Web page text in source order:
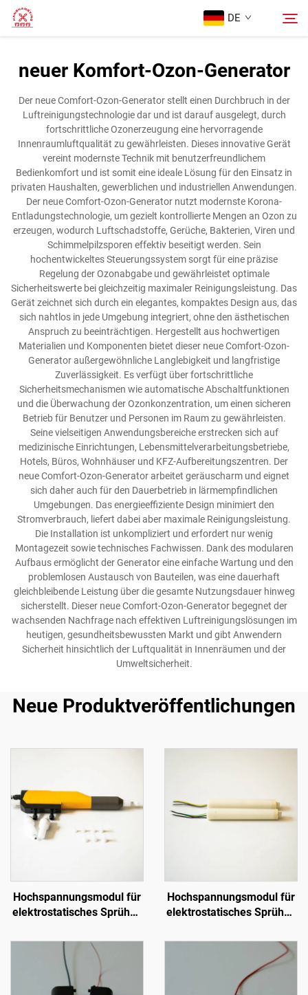
DE
Produkte
Über Uns
Fälle
Kontaktieren Sie uns
Suche
neuer Komfort-Ozon-Generator
Der neue Comfort-Ozon-Generator stellt einen Durchbruch in der
Luftreinigungstechnologie dar und ist darauf ausgelegt, durch
fortschrittliche Ozonerzeugung eine hervorragende
Innenraumluftqualität zu gewährleisten. Dieses innovative Gerät
vereint modernste Technik mit benutzerfreundlichem
Bedienkomfort und ist somit eine ideale Lösung für den Einsatz in
privaten Haushalten, gewerblichen und industriellen Anwendungen.
Der neue Comfort-Ozon-Generator nutzt modernste Korona-
Entladungstechnologie, um gezielt kontrollierte Mengen an Ozon zu
erzeugen, wodurch Luftschadstoffe, Gerüche, Bakterien, Viren und
Schimmelpilzsporen effektiv beseitigt werden. Sein
hochentwickeltes Steuerungssystem sorgt für eine präzise
Regelung der Ozonabgabe und gewährleistet optimale
Sicherheitswerte bei gleichzeitig maximaler Reinigungsleistung. Das
Gerät zeichnet sich durch ein elegantes, kompaktes Design aus, das
sich nahtlos in jede Umgebung integriert, ohne den ästhetischen
Anspruch zu beeinträchtigen. Hergestellt aus hochwertigen
Materialien und Komponenten bietet dieser neue Comfort-Ozon-
Generator außergewöhnliche Langlebigkeit und langfristige
Zuverlässigkeit. Es verfügt über fortschrittliche
Sicherheitsmechanismen wie automatische Abschaltfunktionen
und die Überwachung der Ozonkonzentration, um einen sicheren
Betrieb für Benutzer und Personen im Raum zu gewährleisten.
Seine vielseitigen Anwendungsbereiche erstrecken sich auf
medizinische Einrichtungen, Lebensmittelverarbeitungsbetriebe,
Hotels, Büros, Wohnhäuser und KFZ-Aufbereitungszentren. Der
neue Comfort-Ozon-Generator arbeitet geräuscharm und eignet
sich daher auch für den Dauerbetrieb in lärmempfindlichen
Umgebungen. Das energieeffiziente Design minimiert den
Stromverbrauch, liefert dabei aber maximale Reinigungsleistung.
Die Installation ist unkompliziert und erfordert nur wenig
Montagezeit sowie technisches Fachwissen. Dank des modularen
Aufbaus ermöglicht der Generator eine einfache Wartung und den
problemlosen Austausch von Bauteilen, was eine dauerhaft
gleichbleibende Leistung über die gesamte Nutzungsdauer hinweg
sicherstellt. Dieser neue Comfort-Ozon-Generator begegnet der
wachsenden Nachfrage nach effektiven Luftreinigungslösungen im
heutigen, gesundheitsbewussten Markt und gibt Anwendern
Sicherheit hinsichtlich der Luftqualität in Innenräumen und der
Umweltsicherheit.
Neue Produktveröffentlichungen
Hochspannungsmodul für
elektrostatisches Sprühen
Hochspannungsmodul für
elektrostatisches Sprühen